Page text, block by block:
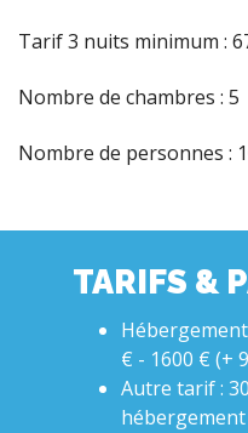
Tarif 3 nuits minimum :
Nombre de chambres : 5
Nombre de personnes :
TARIFS &
€ - 1600 € (+
Autre tarif :